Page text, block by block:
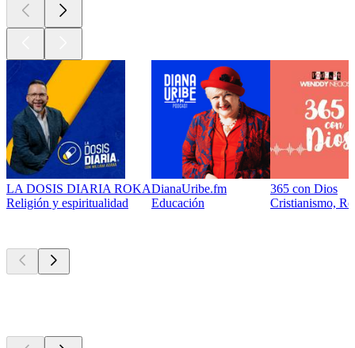
LA DOSIS DIARIA ROKA
Religión y espiritualidad
DianaUribe.fm
Educación
365 con Dios
Cristianismo,